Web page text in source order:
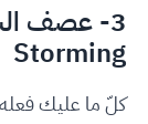
Storming
كلّ ما عليك